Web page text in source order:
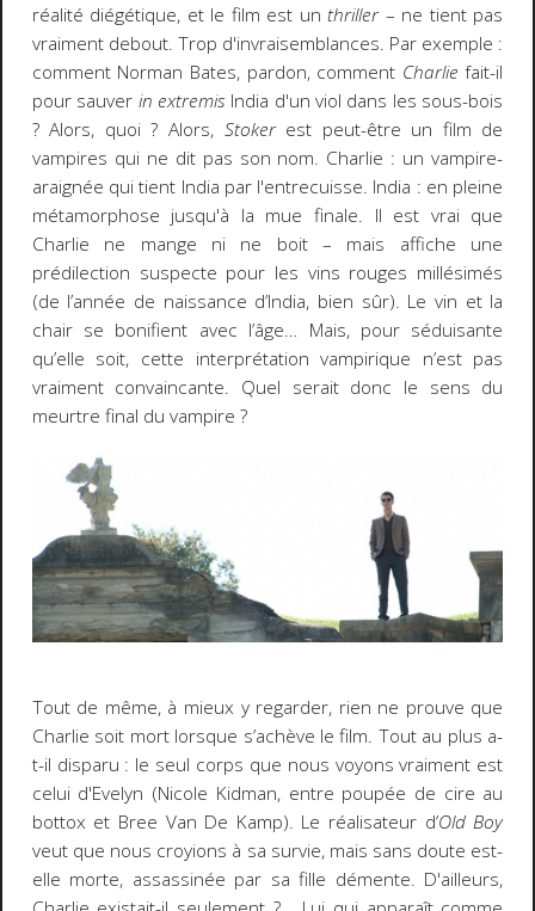
réalité diégétique, et le film est unthriller– ne tient pas
vraiment debout. Trop d'invraisemblances. Par exemple :
comment Norman Bates, pardon, comment Charlie fait-il
pour sauver in extremis India d'un viol dans les sous-bois
? Alors, quoi ? Alors, Stoker est peut-être un film de
vampires qui ne dit pas son nom. Charlie : un vampire-
araignée qui tient India par l'entrecuisse. India : en pleine
métamorphose jusqu'à la mue finale. Il est vrai que
Charlie ne mange ni ne boit – mais affiche une
prédilection suspecte pour les vins rouges millésimés
(de l’année de naissance d’India, bien sûr). Le vin et la
chair se bonifient avec l’âge… Mais, pour séduisante
qu’elle soit, cette interprétation vampirique n’est pas
vraiment convaincante. Quel serait donc le sens du
meurtre final du vampire ?
Tout de même, à mieux y regarder, rien ne prouve que
Charlie soit mort lorsque s’achève le film. Tout au plus a-
t-il disparu : le seul corps que nous voyons vraiment est
celui d'Evelyn (Nicole Kidman, entre poupée de cire au
bottox et Bree Van De Kamp). Le réalisateur d’Old Boy
veut que nous croyions à sa survie, mais sans doute est-
elle morte, assassinée par sa fille démente. D'ailleurs,